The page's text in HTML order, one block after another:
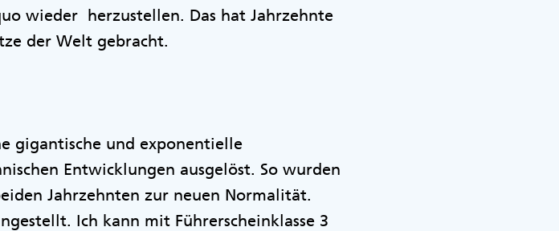
wieder herzustellen. Das hat Jahrzehnte
der Welt gebracht.
gigantische und exponentielle
Entwicklungen ausgelöst. So wurden
Jahrzehnten zur neuen Normalität.
Ich kann mit Führerscheinklasse 3